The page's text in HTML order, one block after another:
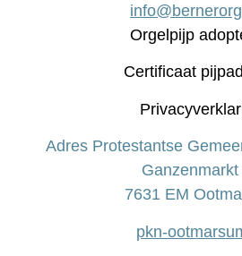
Adres Protestantse
Ganzenmarkt
7631 EM
pkn-
Orgelpijp
Certificaat